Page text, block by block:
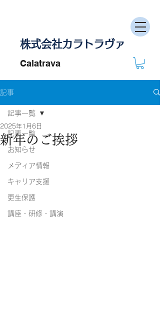
株式会社カラトラヴァ
Calatrava
記事
記事一覧
お知らせ
メディア情報
キャリア支援
更生保護
講座・研修・講演
記事一覧
新年のご挨拶
2025年1月6日